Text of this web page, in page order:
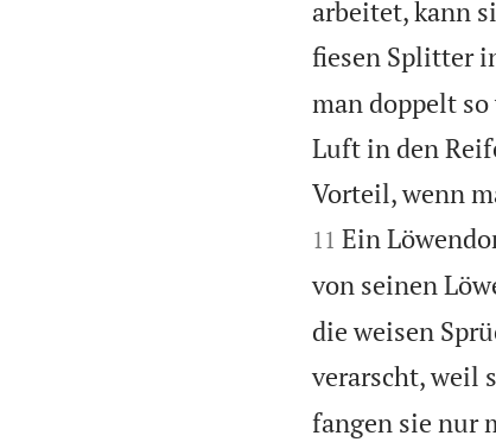
arbeitet, kann
fiesen Splitter
man doppelt
Luft in den
Vorteil, wenn
11 Ein
von seinen
die weisen
verarscht, weil
fangen sie nur